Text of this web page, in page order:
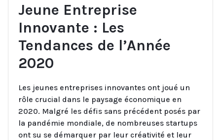
Jeune Entreprise
Innovante : Les
Tendances de l’Année
2020
Les jeunes entreprises innovantes ont joué un
rôle crucial dans le paysage économique en
2020. Malgré les défis sans précédent posés par
la pandémie mondiale, de nombreuses startups
ont su se démarquer par leur créativité et leur